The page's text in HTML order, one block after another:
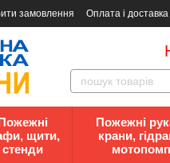
замовлення Оплата і доставка
з пожежної безпеки
щити,
стенди
Пожежні
крани,